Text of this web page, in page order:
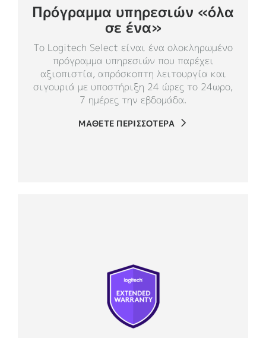
Πρόγραμμα υπηρεσιών «όλα
σε ένα»
Το Logitech Select είναι ένα ολοκληρωμένο
πρόγραμμα υπηρεσιών που παρέχει
αξιοπιστία, απρόσκοπτη λειτουργία και
σιγουριά με υποστήριξη 24 ώρες το 24ωρο,
7 ημέρες την εβδομάδα.
ΜΑΘΕΤΕ ΠΕΡΙΣΣΟΤΕΡΑ